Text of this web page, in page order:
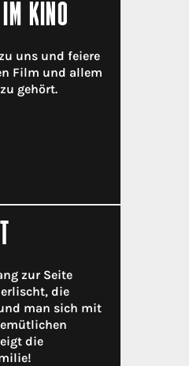
KINO
uns und feiere
Film und allem
gehört.
zur Seite
die
man sich mit
die